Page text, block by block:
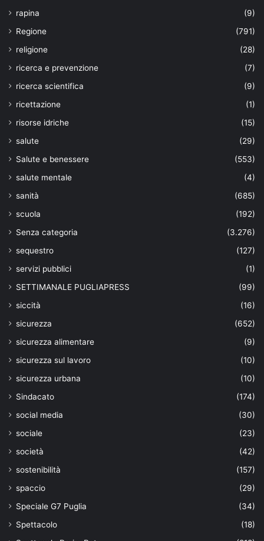
rapina
(9)
Regione
(791)
religione
(28)
ricerca e prevenzione
(7)
ricerca scientifica
(9)
ricettazione
(1)
risorse idriche
(15)
salute
(29)
Salute e benessere
(553)
salute mentale
(4)
sanità
(685)
scuola
(192)
Senza categoria
(3.276)
sequestro
(127)
servizi pubblici
(1)
SETTIMANALE PUGLIAPRESS
(99)
siccità
(16)
sicurezza
(652)
sicurezza alimentare
(9)
sicurezza sul lavoro
(10)
sicurezza urbana
(10)
Sindacato
(174)
social media
(30)
sociale
(23)
società
(42)
sostenibilità
(157)
spaccio
(29)
Speciale G7 Puglia
(34)
Spettacolo
(18)